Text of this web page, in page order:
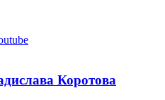
Коротова